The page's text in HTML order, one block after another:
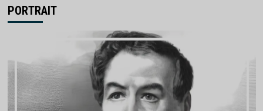
PORTRAIT